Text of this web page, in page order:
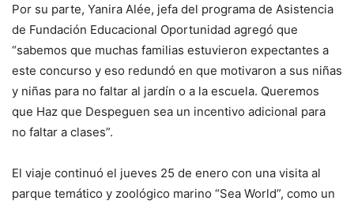
Por su parte, Yanira Alée, jefa del programa de Asistencia
de Fundación Educacional Oportunidad agregó que
“sabemos que muchas familias estuvieron expectantes a
este concurso y eso redundó en que motivaron a sus niñas
y niñas para no faltar al jardín o a la escuela. Queremos
que Haz que Despeguen sea un incentivo adicional para
no faltar a clases”.
El viaje continuó el jueves 25 de enero con una visita al
parque temático y zoológico marino “Sea World”, como un